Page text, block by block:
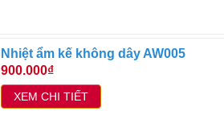
Nhiệt ẩm kế không dây AW005
900.000₫
XEM CHI TIẾT